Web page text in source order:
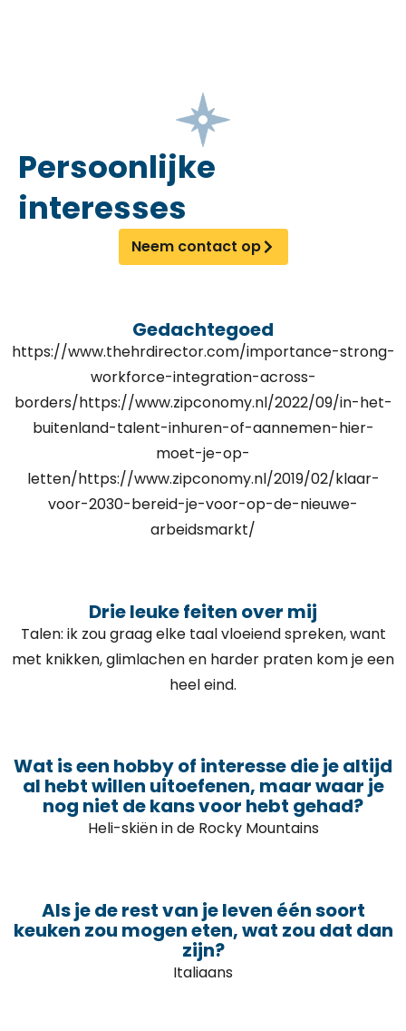
Persoonlijke
interesses
Neem contact op
Gedachtegoed
https://www.thehrdirector.com/importance-strong-
workforce-integration-across-
borders/https://www.zipconomy.nl/2022/09/in-het-
buitenland-talent-inhuren-of-aannemen-hier-
moet-je-op-
letten/https://www.zipconomy.nl/2019/02/klaar-
voor-2030-bereid-je-voor-op-de-nieuwe-
arbeidsmarkt/
Drie leuke feiten over mij
Talen: ik zou graag elke taal vloeiend spreken, want
met knikken, glimlachen en harder praten kom je een
heel eind.
Wat is een hobby of interesse die je altijd
al hebt willen uitoefenen, maar waar je
nog niet de kans voor hebt gehad?
Heli-skiën in de Rocky Mountains
Als je de rest van je leven één soort
keuken zou mogen eten, wat zou dat dan
zijn?
Italiaans